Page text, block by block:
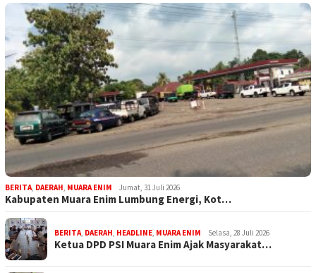
BERITA, DAERAH, MUARA ENIM Jumat, 31 Juli 2026
Kabupaten Muara Enim Lumbung Energi, Kot…
BERITA, DAERAH, HEADLINE, MUARA ENIM Selasa, 28 Juli 2026
Ketua DPD PSI Muara Enim Ajak Masyarakat…